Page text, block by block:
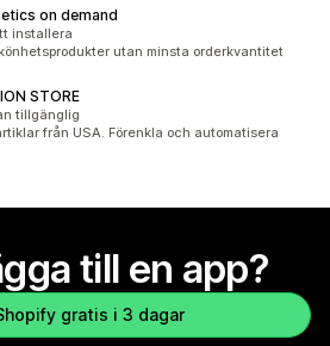
on demand
installera
utan minsta orderkvantitet
STORE
tillgänglig
från USA. Förenkla och automatisera
till en app?
gratis i 3 dagar